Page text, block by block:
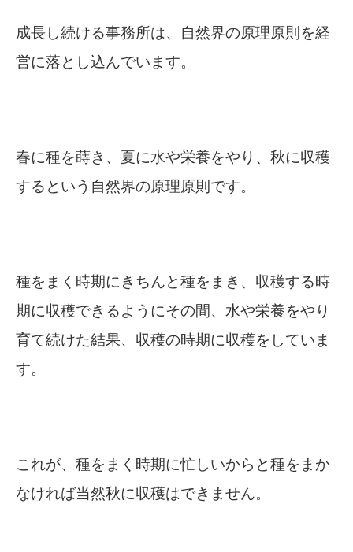
成長し続ける事務所は、自然界の原理原則を経
営に落とし込んでいます。
春に種を蒔き、夏に水や栄養をやり、秋に収穫
するという自然界の原理原則です。
種をまく時期にきちんと種をまき、収穫する時
期に収穫できるようにその間、水や栄養をやり
育て続けた結果、収穫の時期に収穫をしていま
す。
これが、種をまく時期に忙しいからと種をまか
なければ当然秋に収穫はできません。